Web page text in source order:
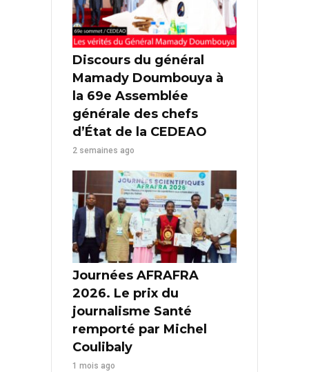
Discours du général
Mamady Doumbouya à
la 69e Assemblée
générale des chefs
d’État de la CEDEAO
2 semaines ago
Journées AFRAFRA
2026. Le prix du
journalisme Santé
remporté par Michel
Coulibaly
1 mois ago